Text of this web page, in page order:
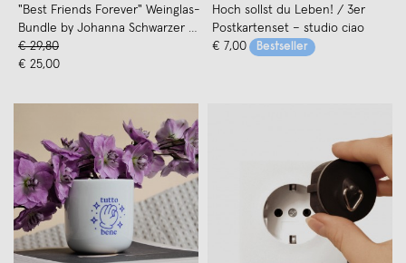
"Best Friends Forever" Weinglas-
Bundle by Johanna Schwarzer ×
selekkt
€ 29,80
€ 25,00
Hoch sollst du Leben! / 3er
Postkartenset – studio ciao
€ 7,00
Bestseller